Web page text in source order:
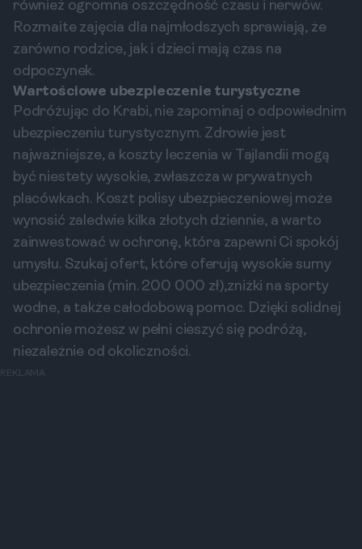
również ogromna oszczędność czasu i nerwów.
Rozmaite zajęcia dla najmłodszych sprawiają, że
zarówno rodzice, jak i dzieci mają czas na
odpoczynek.
Wartościowe ubezpieczenie turystyczne
Podróżując do Krabi, nie zapominaj o odpowiednim
ubezpieczeniu turystycznym. Zdrowie jest
najważniejsze, a koszty leczenia w Tajlandii mogą
być niestety wysokie, zwłaszcza w prywatnych
placówkach. Koszt polisy ubezpieczeniowej może
wynosić zaledwie kilka złotych dziennie, a warto
zainwestować w ochronę, która zapewni Ci spokój
umysłu. Szukaj ofert, które oferują wysokie sumy
ubezpieczenia (min. 200 000 zł),zniżki na sporty
wodne, a także całodobową pomoc. Dzięki solidnej
ochronie możesz w pełni cieszyć się podróżą,
niezależnie od okoliczności.
REKLAMA